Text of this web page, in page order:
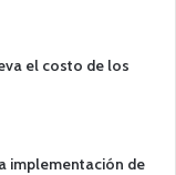
el costo de los
implementación de